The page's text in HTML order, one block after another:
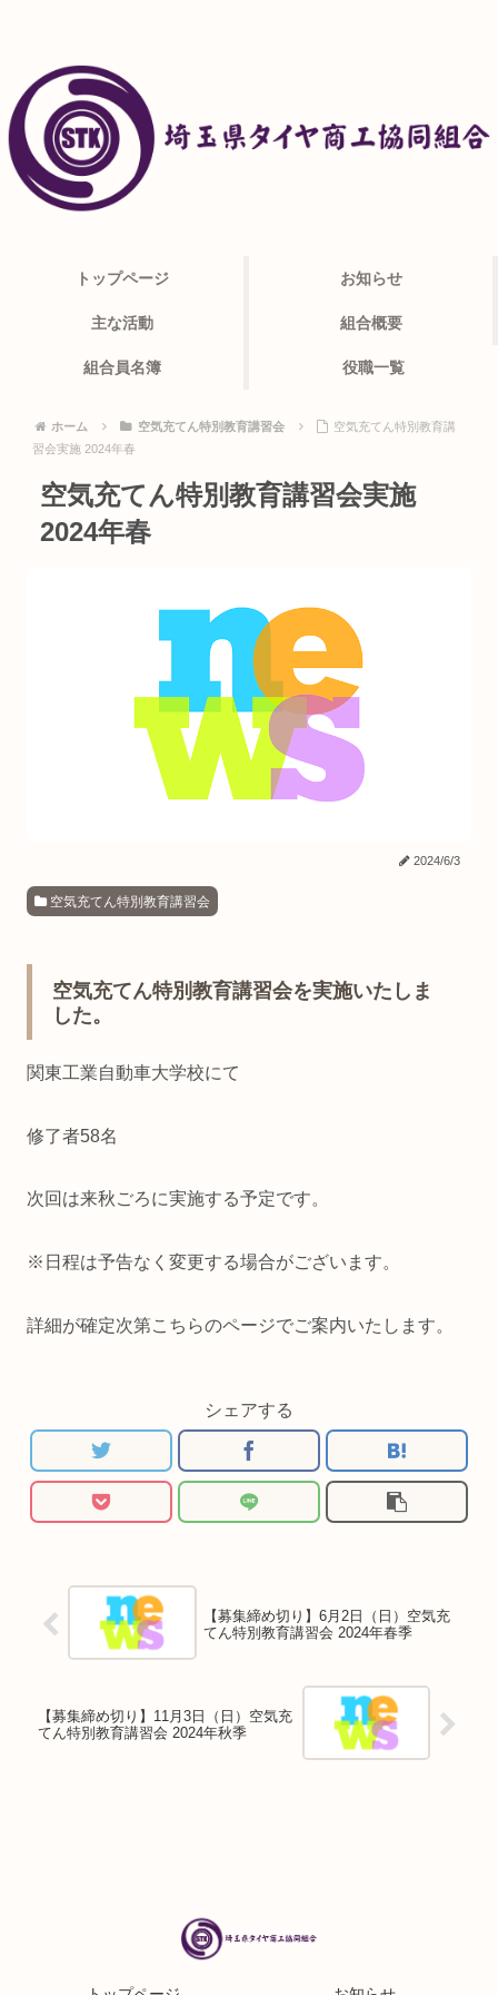
トップページ お知らせ
主な活動 組合概要
組合員名簿 役職一覧
ホーム 空気充てん特別教育講習会
空気充てん特別教育講
習会実施 2024年春
空気充てん特別教育講習会実施
2024年春
2024/6/3
空気充てん特別教育講習会
空気充てん特別教育講習会を実施いたしま
した。
関東工業自動車大学校にて
修了者58名
次回は来秋ごろに実施する予定です。
※日程は予告なく変更する場合がございます。
詳細が確定次第こちらのページでご案内いたします。
シェアする
【募集締め切り】6月2日（日）空気充
てん特別教育講習会 2024年春季
【募集締め切り】11月3日（日）空気充
てん特別教育講習会 2024年秋季